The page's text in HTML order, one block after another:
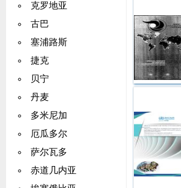
克罗地亚
古巴
塞浦路斯
捷克
贝宁
丹麦
多米尼加
厄瓜多尔
萨尔瓦多
赤道几内亚